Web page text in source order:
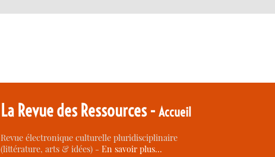
La Revue des Ressources -Accueil
Revue électronique culturelle pluridisciplinaire
(littérature, arts & idées) -En savoir plus…